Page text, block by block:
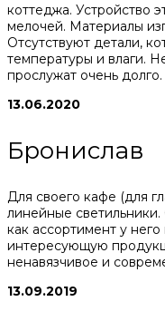
коттеджа. Устройство
мелочей. Материалы
Отсутствуют детали,
температуры и влаги.
прослужат очень долго.
13.06.2020
Бронислав
Для своего кафе (для
линейные
как ассортимент у
интересующую
ненавязчивое и
13.09.2019